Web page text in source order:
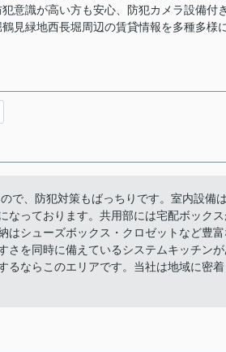
意識が高い方も安心、防犯カメラ設備付
見緑地西長堀周辺の賃貸情報を多種多様
で、防犯対策もばっちりです。室内設備は
なっております。共用部には宅配ボック
はシューズボックス・クロゼットなど豊富
さを同時に備えているシステムキッチンが
るならこのエリアです。当社は地域に密着